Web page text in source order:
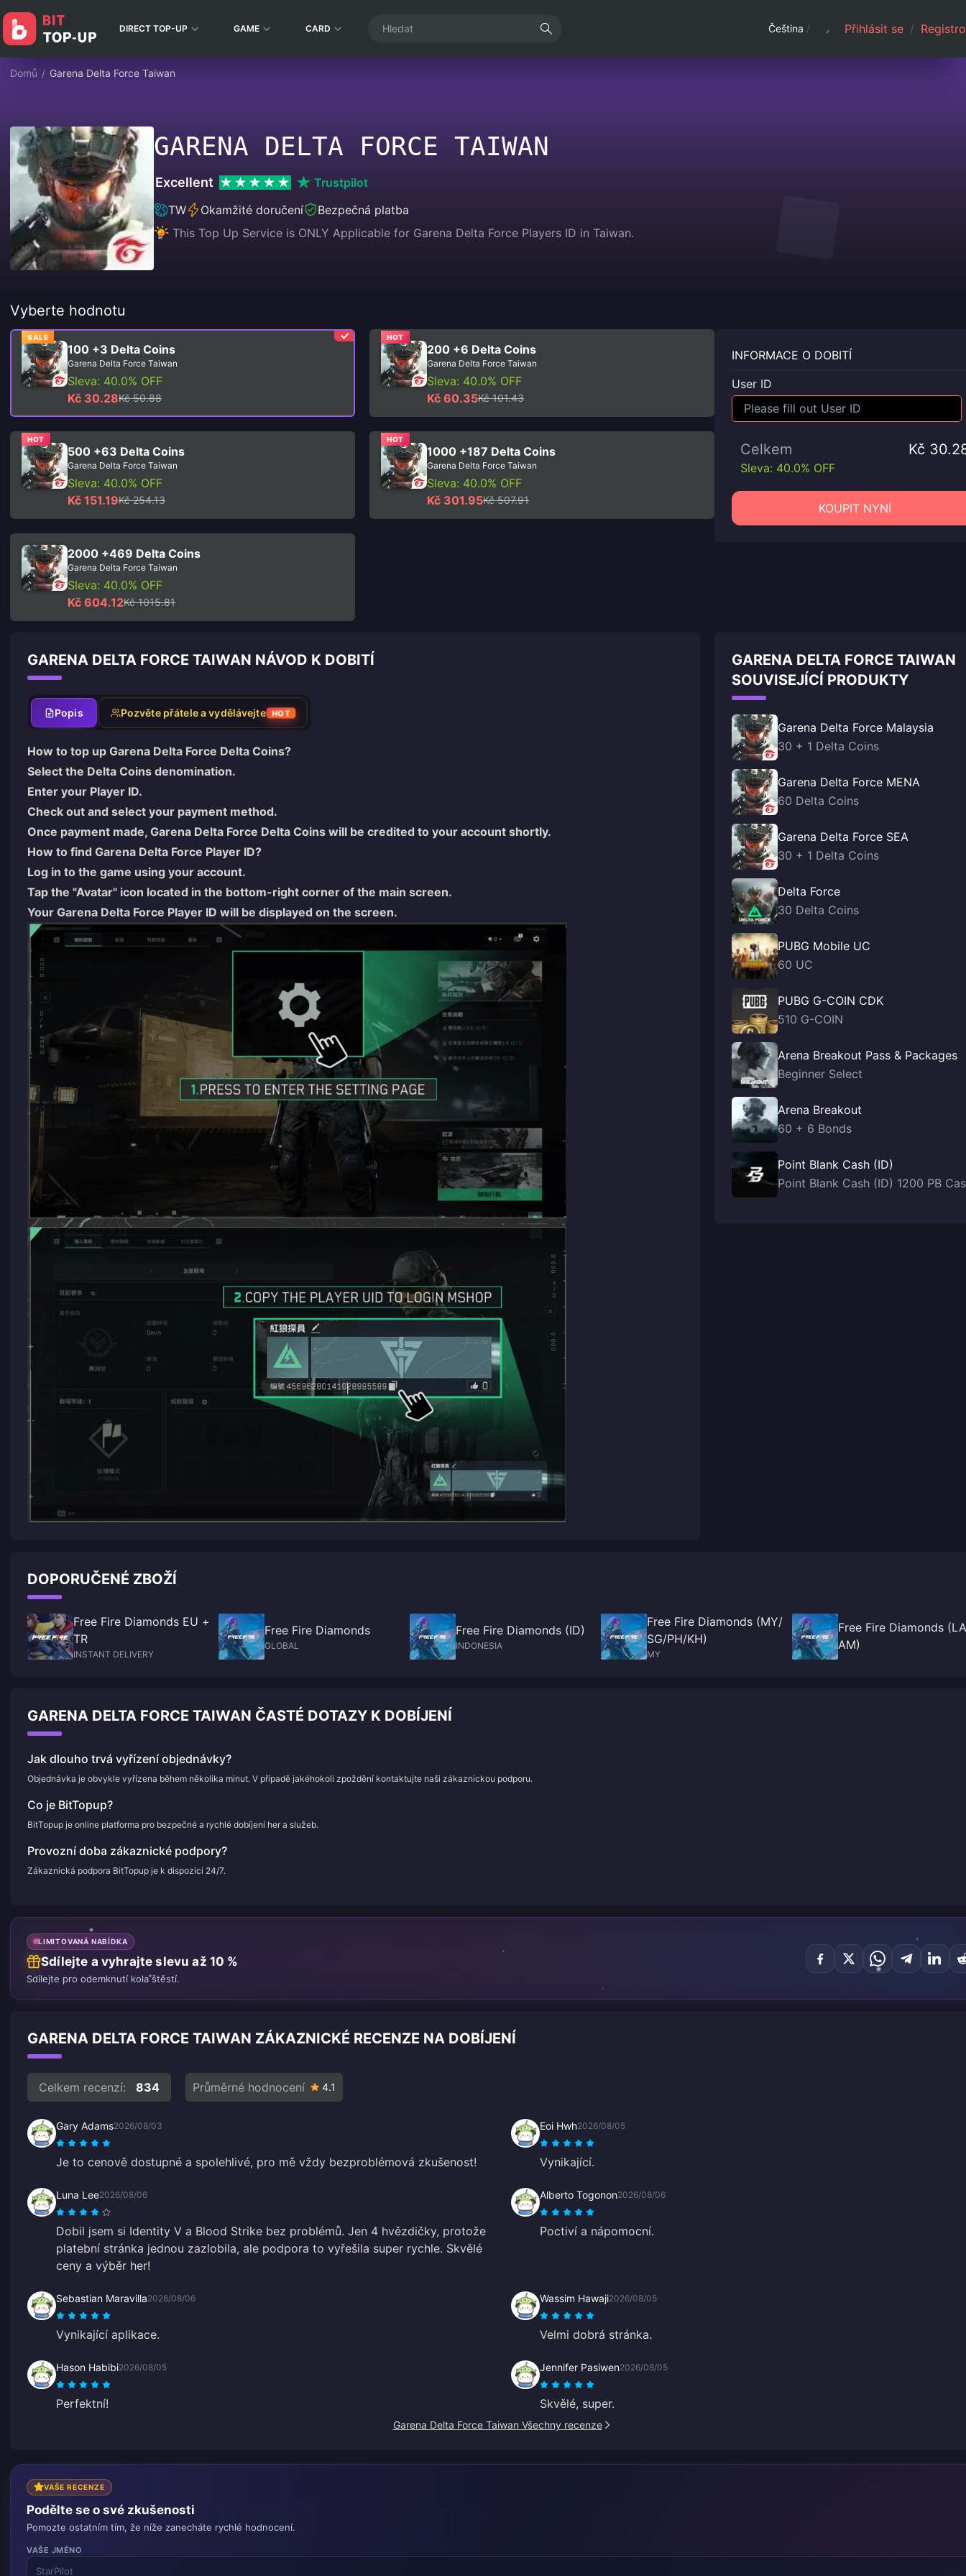
DIRECT TOP-UP GAME CARD Čeština / Přihlásit se /
Domů / Garena Delta Force Taiwan
GARENA DELTA FORCE TAIWAN
Excellent
Trustpilot
TW
Okamžité doručení
Bezpečná platba
This Top Up Service is ONLY Applicable for Garena Delta Force Players ID in Taiwan.
Vyberte hodnotu
SALE
100 +3 Delta Coins
Garena Delta Force Taiwan
Sleva: 40.0% OFF
Kč 30.28Kč 50.88
HOT
200 +6 Delta Coins
Garena Delta Force Taiwan
Sleva: 40.0% OFF
Kč 60.35Kč 101.43
HOT
500 +63 Delta Coins
Garena Delta Force Taiwan
Sleva: 40.0% OFF
Kč 151.19Kč 254.13
HOT
1000 +187 Delta Coins
Garena Delta Force Taiwan
Sleva: 40.0% OFF
Kč 301.95Kč 507.91
2000 +469 Delta Coins
Garena Delta Force Taiwan
Sleva: 40.0% OFF
Kč 604.12Kč 1015.81
INFORMACE O DOBITÍ
User ID
Celkem Kč
Sleva: 40.0% OFF
KOUPIT NYNÍ
GARENA DELTA FORCE TAIWAN NÁVOD K DOBITÍ
Popis Pozvěte přátele a vydělávejte HOT
How to top up Garena Delta Force Delta Coins?
Select the Delta Coins denomination.
Enter your Player ID.
Check out and select your payment method.
Once payment made, Garena Delta Force Delta Coins will be credited to your account shortly.
How to find Garena Delta Force Player ID?
Log in to the game using your account.
Tap the "Avatar" icon located in the bottom-right corner of the main screen.
Your Garena Delta Force Player ID will be displayed on the screen.
GARENA DELTA FORCE TAIWAN
SOUVISEJÍCÍ PRODUKTY
Garena Delta Force Malaysia
30 + 1 Delta Coins
Garena Delta Force MENA
60 Delta Coins
Garena Delta Force SEA
30 + 1 Delta Coins
Delta Force
30 Delta Coins
PUBG Mobile UC
60 UC
PUBG G-COIN CDK
510 G-COIN
Arena Breakout Pass & Packages
Beginner Select
Arena Breakout
60 + 6 Bonds
Point Blank Cash (ID)
Point Blank Cash (ID) 1200 PB
DOPORUČENÉ ZBOŽÍ
Free Fire Diamonds EU +
TR
INSTANT DELIVERY
Free Fire Diamonds
GLOBAL
Free Fire Diamonds (ID)
INDONESIA
Free Fire Diamonds (MY/
SG/PH/KH)
MY
Free Fire Diamonds
AM)
GARENA DELTA FORCE TAIWAN ČASTÉ DOTAZY K DOBÍJENÍ
Jak dlouho trvá vyřízení objednávky?
Objednávka je obvykle vyřízena během několika minut. V případě jakéhokoli zpoždění kontaktujte naši zákaznickou podporu.
Co je BitTopup?
BitTopup je online platforma pro bezpečné a rychlé dobíjení her a služeb.
Provozní doba zákaznické podpory?
Zákaznická podpora BitTopup je k dispozici 24/7.
LIMITOVANÁ NABÍDKA
Sdílejte a vyhrajte slevu až 10 %
Sdílejte pro odemknutí kola štěstí.
GARENA DELTA FORCE TAIWAN ZÁKAZNICKÉ RECENZE NA DOBÍJENÍ
Celkem recenzí: 834 Průměrné hodnocení 4.1
Gary Adams2026/08/03
Je to cenově dostupné a spolehlivé, pro mě vždy bezproblémová zkušenost!
Eoi Hwh2026/08/05
Vynikající.
Luna Lee2026/08/06
Dobil jsem si Identity V a Blood Strike bez problémů. Jen 4 hvězdičky, protože
platební stránka jednou zazlobila, ale podpora to vyřešila super rychle. Skvělé
ceny a výběr her!
Alberto Togonon2026/08/06
Poctiví a nápomocní.
Sebastian Maravilla2026/08/06
Vynikající aplikace.
Wassim Hawaji2026/08/05
Velmi dobrá stránka.
Hason Habibi2026/08/05
Perfektní!
Jennifer Pasiwen2026/08/05
Skvělé, super.
Garena Delta Force Taiwan Všechny recenze
VAŠE RECENZE
Podělte se o své zkušenosti
Pomozte ostatním tím, že níže zanecháte rychlé hodnocení.
VAŠE JMÉNO